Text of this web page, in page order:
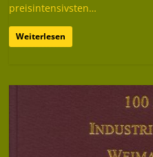
preisintensivsten…
Weiterlesen